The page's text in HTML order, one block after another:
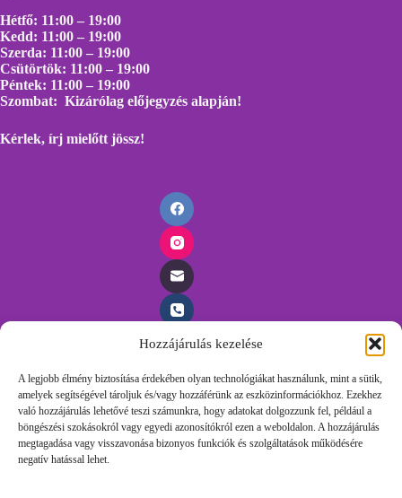
Hozzájárulás kezelése
A legjobb élmény biztosítása érdekében olyan technológiákat használunk, mint a sütik,
amelyek segítségével tároljuk és/vagy hozzáférünk az eszközinformációkhoz. Ezekhez
való hozzájárulás lehetővé teszi számunkra, hogy adatokat dolgozzunk fel, például a
böngészési szokásokról vagy egyedi azonosítókról ezen a weboldalon. A hozzájárulás
megtagadása vagy visszavonása bizonyos funkciók és szolgáltatások működésére
negatív hatással lehet.
Hétfő: 11:00 – 19:00
Kedd: 11:00 – 19:00
Szerda: 11:00 – 19:00
Csütörtök: 11:00 – 19:00
Péntek: 11:00 – 19:00
Szombat: Kizárólag előjegyzés alapján!
Kérlek, írj mielőtt jössz!
Időpontfoglalás
Foglalj időpontot egyszerűen, töltsd ki az űrlapunkat és
felvesszük veled a kapcsolatot.